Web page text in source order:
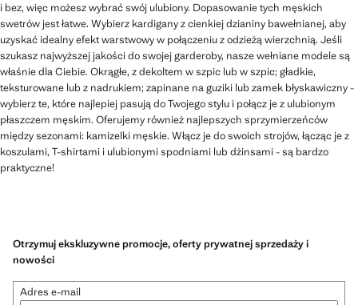
i bez, więc możesz wybrać swój ulubiony. Dopasowanie tych męskich
swetrów jest łatwe. Wybierz kardigany z cienkiej dzianiny bawełnianej, aby
uzyskać idealny efekt warstwowy w połączeniu z odzieżą wierzchnią. Jeśli
szukasz najwyższej jakości do swojej garderoby, nasze wełniane modele są
właśnie dla Ciebie. Okrągłe, z dekoltem w szpic lub w szpic; gładkie,
teksturowane lub z nadrukiem; zapinane na guziki lub zamek błyskawiczny -
wybierz te, które najlepiej pasują do Twojego stylu i połącz je z ulubionym
płaszczem męskim. Oferujemy również najlepszych sprzymierzeńców
między sezonami: kamizelki męskie. Włącz je do swoich strojów, łącząc je z
koszulami, T-shirtami i ulubionymi spodniami lub dżinsami - są bardzo
praktyczne!
Otrzymuj ekskluzywne promocje, oferty prywatnej sprzedaży i
nowości
Adres e-mail